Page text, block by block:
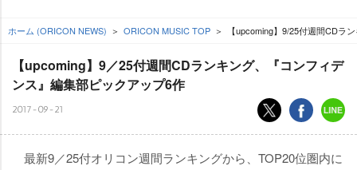
ホーム (ORICON NEWS) ORICON MUSIC TOP 【upcoming】9/25付週間CDラ
【upcoming】9／25付週間CDランキング、『コンフィデ
ンス』編集部ピックアップ6作
2017-09-21
最新9／25付オリコン週間ランキングから、TOP20位圏内に